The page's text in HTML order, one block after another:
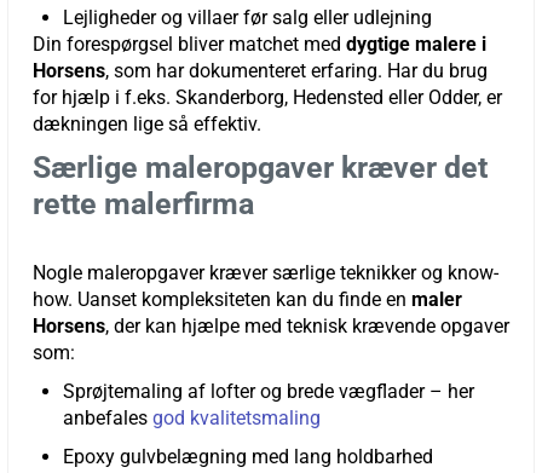
Lejligheder og villaer før salg eller udlejning
Din forespørgsel bliver matchet med dygtige malere i
Horsens, som har dokumenteret erfaring. Har du brug
for hjælp i f.eks. Skanderborg, Hedensted eller Odder, er
dækningen lige så effektiv.
Særlige maleropgaver kræver det
rette malerfirma
Nogle maleropgaver kræver særlige teknikker og know-
how. Uanset kompleksiteten kan du finde en maler
Horsens, der kan hjælpe med teknisk krævende opgaver
som:
Sprøjtemaling af lofter og brede vægflader – her
anbefales god kvalitetsmaling
Epoxy gulvbelægning med lang holdbarhed